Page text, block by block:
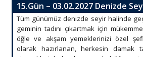
15.Gün – 03.02.2027 Denizde
Tüm günümüz denizde seyir halinde
geminin tadını çıkartmak için
öğle ve akşam yemeklerinizi özel
olarak hazırlanan, herkesin damak